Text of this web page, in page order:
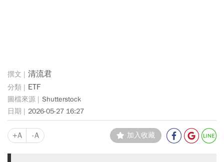
清流君
ETF
Shutterstock
2026-05-27 16:27
+A -A 加入收藏